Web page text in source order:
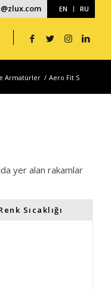
EN RU
Armatürler / Aero Fit S
yer alan rakamlar
Sıcaklığı